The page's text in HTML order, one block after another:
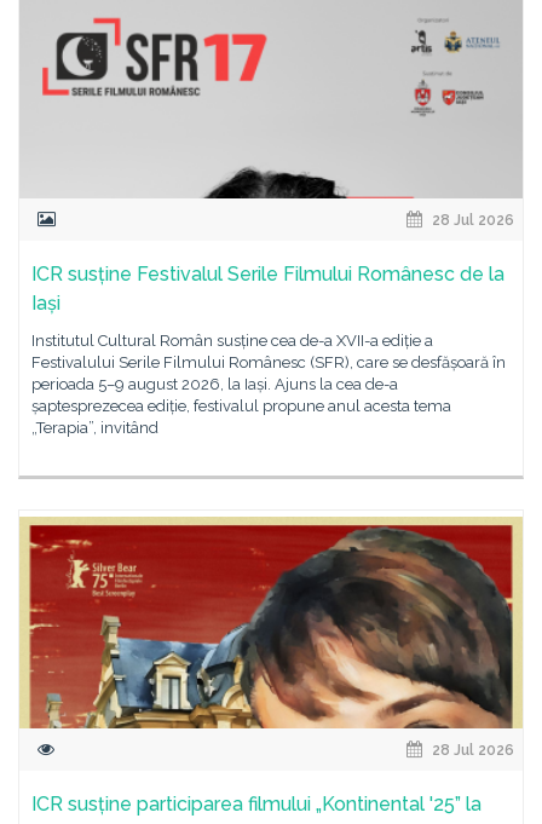
28 Jul 2026
ICR susține Festivalul Serile Filmului Românesc de la
Iași
Institutul Cultural Român susține cea de-a XVII-a ediție a
Festivalului Serile Filmului Românesc (SFR), care se desfășoară în
perioada 5–9 august 2026, la Iași. Ajuns la cea de-a
șaptesprezecea ediție, festivalul propune anul acesta tema
„Terapia”, invitând
28 Jul 2026
ICR susține participarea filmului „Kontinental '25” la